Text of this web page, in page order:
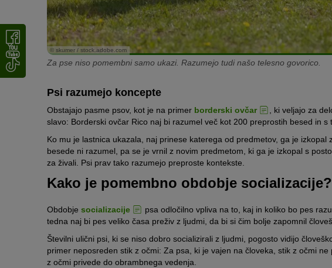
© skumer / stock.adobe.com
Za pse niso pomembni samo ukazi. Razumejo tudi našo telesno govorico.
Psi razumejo koncepte
Obstajajo pasme psov, kot je na primer borderski ovčar
, ki veljajo za
slavo: Borderski ovčar Rico naj bi razumel več kot 200 preprostih besed in s
Ko mu je lastnica ukazala, naj prinese katerega od predmetov, ga je
besede ni razumel, pa se je vrnil z novim predmetom, ki ga je izkopal s
za živali. Psi prav tako razumejo preproste kontekste.
Kako je pomembno obdobje socializacije?
Obdobje socializacije
psa odločilno vpliva na to, kaj in koliko bo pes
tedna naj bi pes veliko časa preživ z ljudmi, da bi si čim bolje zapomnil
Številni ulični psi, ki se niso dobro socializirali z ljudmi, pogosto vidijo
primer neposreden stik z očmi: Za psa, ki je vajen na človeka, stik z očmi
z očmi privede do obrambnega vedenja.